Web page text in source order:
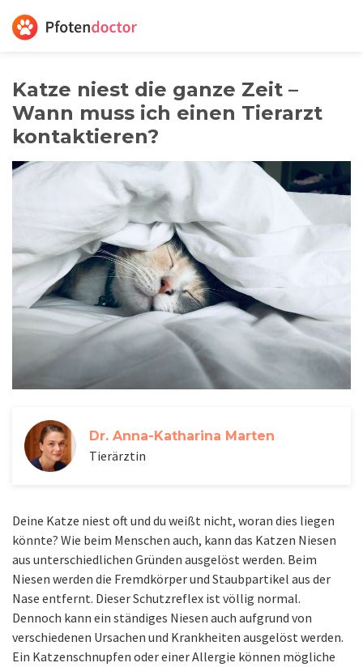
Katze niest die ganze Zeit –
Wann muss ich einen Tierarzt
kontaktieren?
Dr. Anna-Katharina Marten
Tierärztin
Deine Katze niest oft und du weißt nicht, woran dies liegen
könnte? Wie beim Menschen auch, kann das Katzen Niesen
aus unterschiedlichen Gründen ausgelöst werden. Beim
Niesen werden die Fremdkörper und Staubpartikel aus der
Nase entfernt. Dieser Schutzreflex ist völlig normal.
Dennoch kann ein ständiges Niesen auch aufgrund von
verschiedenen Ursachen und Krankheiten ausgelöst werden.
Ein Katzenschnupfen oder einer Allergie können mögliche